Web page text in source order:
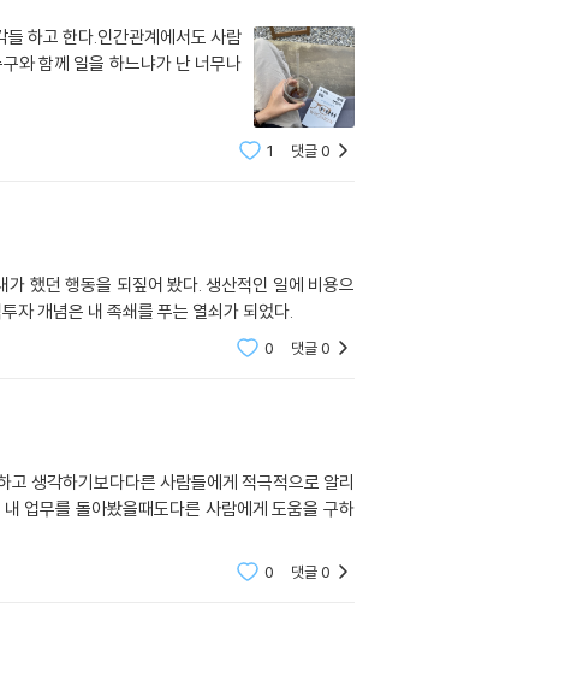
하고 한다.인간관계에서도 사람
와 함께 일을 하느냐가 난 너무나
1 댓글0
했던 행동을 되짚어 봤다. 생산적인 일에 비용으
자 개념은 내 족쇄를 푸는 열쇠가 되었다.
0 댓글0
생각하기보다다른 사람들에게 적극적으로 알리
업무를 돌아봤을때도다른 사람에게 도움을 구하
0 댓글0